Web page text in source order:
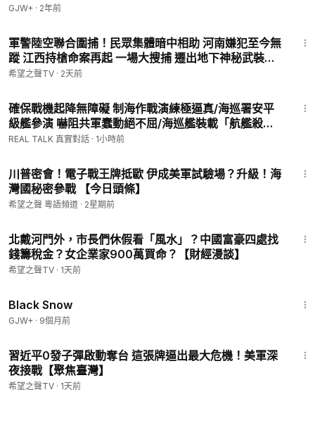
GJW+ · 2年前
軍警陸空聯合圍捕！民眾集體暗中相助 河南嫌犯至今無
蹤 江西持槍命案再起 一場大搜捕 遷出地下神秘武裝？
【全球視野】
希望之聲TV · 2天前
確保戰機起降無障礙 制海作戰演練極逼真/海巡署安平
級艦參演 嚇阻共軍蠢動絕不屈/海巡艦裝載「航艦殺
手」超音速飛彈 驗證平戰轉換高效率/海軍布雷艇裝載
REAL TALK 真實對話 · 1小時前
川普密會！電子戰王牌抵歐 伊成美軍試驗場？升級！海
灣國秘密參戰 【今日頭條】
希望之聲 粵語頻道 · 2星期前
北戴河門外，市長們休假看「風水」？中國富豪四處找
錢籌稅金？女企業家900萬買命？【財經漫談】
希望之聲TV · 1天前
Black Snow
GJW+ · 9個月前
習近平0發子彈啟動奪台 這張牌逼出最大危機！美軍深
夜接戰【聚焦臺灣】
希望之聲TV · 1天前